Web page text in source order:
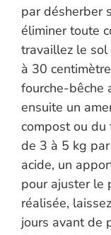
par désherber
éliminer toute
travaillez le sol
à 30
fourche-bêche
ensuite un
compost ou du
de 3 à 5 kg
acide, un
pour ajuster le
réalisée,
jours avant de